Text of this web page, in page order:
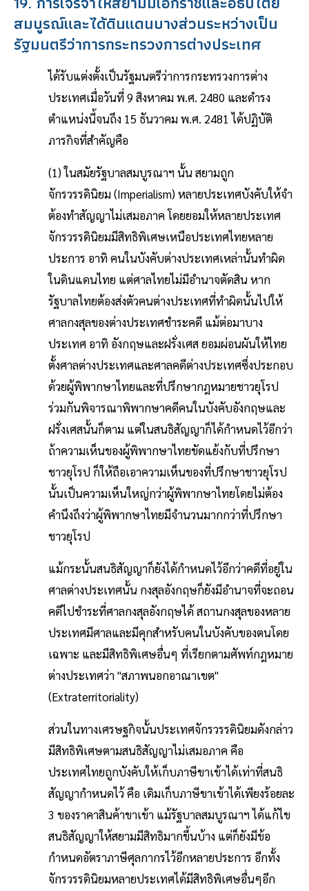
สมบูรณ์และได้ดินแดนบางส่วนระหว่างเป็น
รัฐมนตรีว่าการกระทรวงการต่างประเทศ
ได้รับแต่งตั้งเป็นรัฐมนตรีว่าการกระทรวงการต่าง
ประเทศเมื่อวันที่ 9 สิงหาคม พ.ศ. 2480 และดำรง
ตำแหน่งนี้จนถึง 15 ธันวาคม พ.ศ. 2481 ได้ปฏิบัติ
ภารกิจที่สำคัญคือ
(1) ในสมัยรัฐบาลสมบูรณาฯ นั้น สยามถูก
จักรวรรดินิยม (Imperialism) หลายประเทศบังคับให้จำ
ต้องทำสัญญาไม่เสมอภาค โดยยอมให้หลายประเทศ
จักรวรรดินิยมมีสิทธิพิเศษเหนือประเทศไทยหลาย
ประการ อาทิ คนในบังคับต่างประเทศเหล่านั้นทำผิด
ในดินแดนไทย แต่ศาลไทยไม่มีอำนาจตัดสิน หาก
รัฐบาลไทยต้องส่งตัวคนต่างประเทศที่ทำผิดนั้นไปให้
ศาลกงสุลของต่างประเทศชำระคดี แม้ต่อมาบาง
ประเทศ อาทิ อังกฤษและฝรั่งเศส ยอมผ่อนผันให้ไทย
ตั้งศาลต่างประเทศและศาลคดีต่างประเทศซึ่งประกอบ
ด้วยผู้พิพากษาไทยและที่ปรึกษากฎหมายชาวยุโรป
ร่วมกันพิจารณาพิพากษาคดีคนในบังคับอังกฤษและ
ฝรั่งเศสนั้นก็ตาม แต่ในสนธิสัญญาก็ได้กำหนดไว้อีกว่า
ถ้าความเห็นของผู้พิพากษาไทยขัดแย้งกับที่ปรึกษา
ชาวยุโรป ก็ให้ถือเอาความเห็นของที่ปรึกษาชาวยุโรป
นั้นเป็นความเห็นใหญ่กว่าผู้พิพากษาไทยโดยไม่ต้อง
คำนึงถึงว่าผู้พิพากษาไทยมีจำนวนมากกว่าที่ปรึกษา
ชาวยุโรป
แม้กระนั้นสนธิสัญญาก็ยังได้กำหนดไว้อีกว่าคดีที่อยู่ใน
ศาลต่างประเทศนั้น กงสุลอังกฤษก็ยังมีอำนาจที่จะถอน
คดีไปชำระที่ศาลกงสุลอังกฤษได้ สถานกงสุลของหลาย
ประเทศมีศาลและมีคุกสำหรับคนในบังคับของตนโดย
เฉพาะ และมีสิทธิพิเศษอื่นๆ ที่เรียกตามศัพท์กฎหมาย
ต่างประเทศว่า "สภาพนอกอาณาเขต"
(Extraterritoriality)
ส่วนในทางเศรษฐกิจนั้นประเทศจักรวรรดินิยมดังกล่าว
มีสิทธิพิเศษตามสนธิสัญญาไม่เสมอภาค คือ
ประเทศไทยถูกบังคับให้เก็บภาษีขาเข้าได้เท่าที่สนธิ
สัญญากำหนดไว้ คือ เดิมเก็บภาษีขาเข้าได้เพียงร้อยละ
3 ของราคาสินค้าขาเข้า แม้รัฐบาลสมบูรณาฯ ได้แก้ไข
สนธิสัญญาให้สยามมีสิทธิมากขึ้นบ้าง แต่ก็ยังมีข้อ
กำหนดอัตราภาษีศุลกากรไว้อีกหลายประการ อีกทั้ง
จักรวรรดินิยมหลายประเทศได้มีสิทธิพิเศษอื่นๆอีก